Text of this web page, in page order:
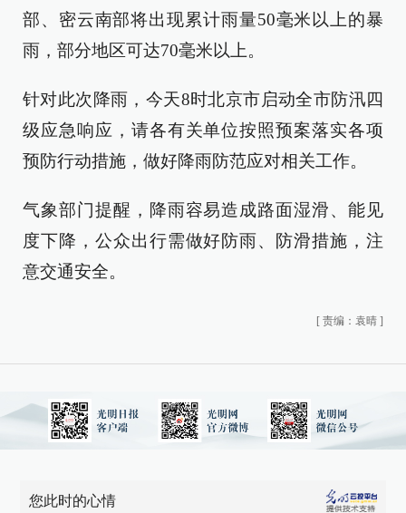
部、密云南部将出现累计雨量50毫米以上的暴
雨，部分地区可达70毫米以上。
针对此次降雨，今天8时北京市启动全市防汛四
级应急响应，请各有关单位按照预案落实各项
预防行动措施，做好降雨防范应对相关工作。
气象部门提醒，降雨容易造成路面湿滑、能见
度下降，公众出行需做好防雨、防滑措施，注
意交通安全。
[ 责编：袁晴 ]
您此时的心情